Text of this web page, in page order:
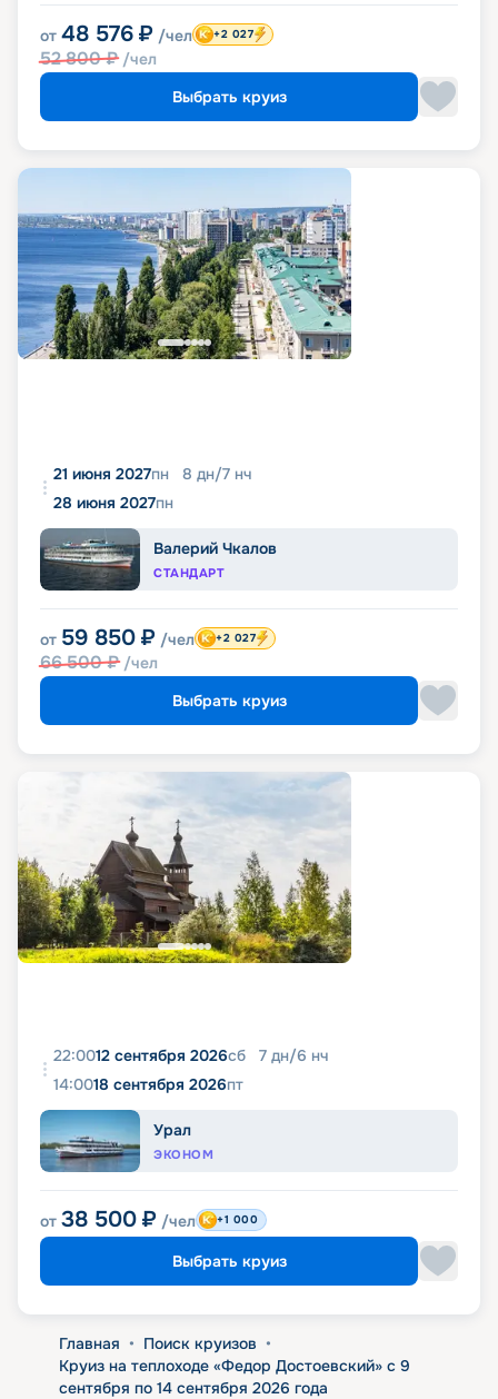
от 48 576 ₽ /чел
52 800₽ /чел
+2 027
Выбрать круиз
21 июня 2027пн 8 дн/7 нч
28 июня 2027пн
Валерий Чкалов
СТАНДАРТ
от 59 850 ₽ /чел
66 500₽ /чел
+2 027
Выбрать круиз
22:0012 сентября 2026сб 7 дн/6 нч
14:0018 сентября 2026пт
Урал
ЭКОНОМ
от 38 500 ₽ /чел +1 000
Выбрать круиз
Главная • Поиск круизов •
Круиз на теплоходе «Федор Достоевский» с 9
сентября по 14 сентября 2026 года